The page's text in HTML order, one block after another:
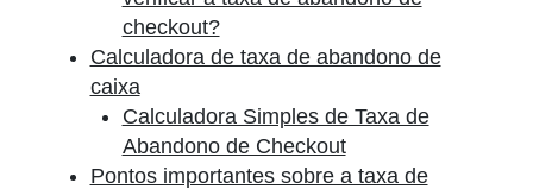
checkout?
Calculadora de taxa de abandono de
caixa
Calculadora Simples de Taxa de
Abandono de Checkout
Pontos importantes sobre a taxa de